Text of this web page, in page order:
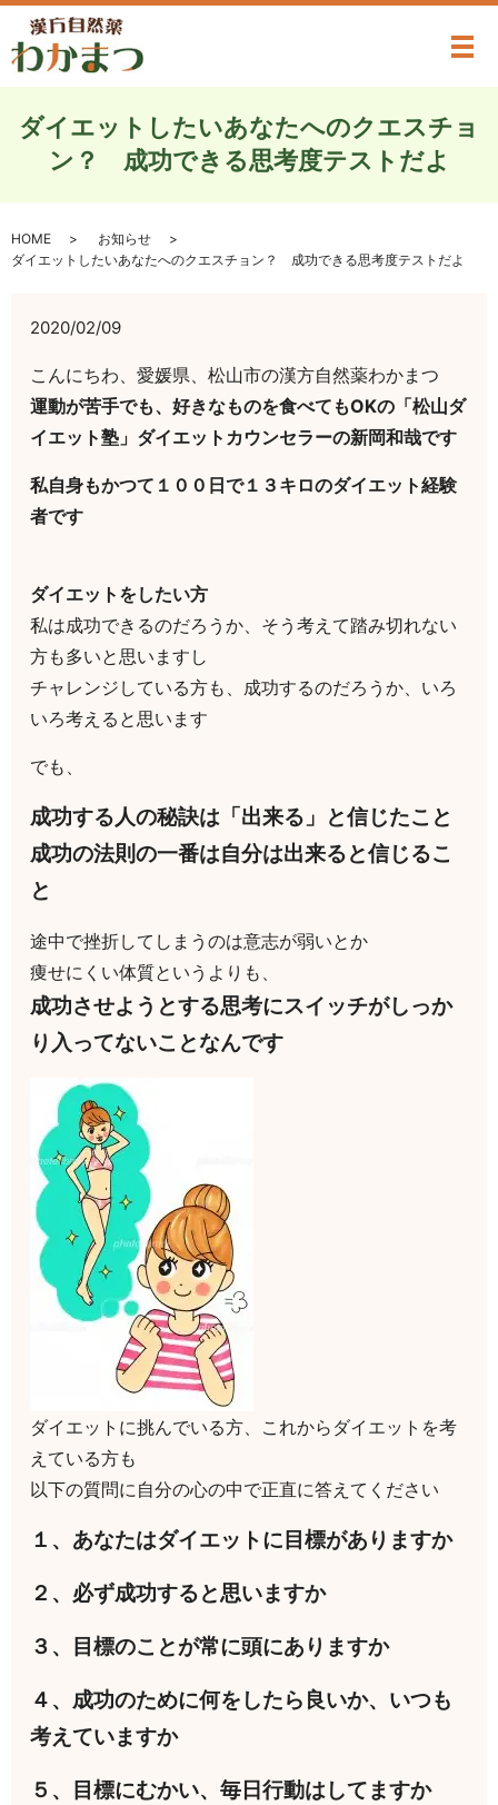
メ
ダイエットしたいあなたへのクエスチョ
ン？ 成功できる思考度テストだよ
HOME
お知らせ
ダイエットしたいあなたへのクエスチョン？ 成功できる思考度テストだよ
2020/02/09
こんにちわ、愛媛県、松山市の漢方自然薬わかまつ
運動が苦手でも、好きなものを食べてもOKの「松山ダ
イエット塾」ダイエットカウンセラーの新岡和哉です
私自身もかつて１００日で１３キロのダイエット経験
者です
ダイエットをしたい方
私は成功できるのだろうか、そう考えて踏み切れない
方も多いと思いますし
チャレンジしている方も、成功するのだろうか、いろ
いろ考えると思います
でも、
成功する人の秘訣は「出来る」と信じたこと
成功の法則の一番は自分は出来ると信じるこ
と
途中で挫折してしまうのは意志が弱いとか
痩せにくい体質というよりも、
成功させようとする思考にスイッチがしっか
り入ってないことなんです
ダイエットに挑んでいる方、これからダイエットを考
えている方も
以下の質問に自分の心の中で正直に答えてください
１、あなたはダイエットに目標がありますか
２、必ず成功すると思いますか
３、目標のことが常に頭にありますか
４、成功のために何をしたら良いか、いつも
考えていますか
５、目標にむかい、毎日行動はしてますか